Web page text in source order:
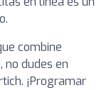
combine
dudes en
¡Programar